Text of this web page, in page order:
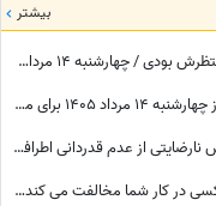
بیشتر
طالع‌بینی روز؛ شاید امروز همان روزی باشد که منتظرش بودی / چهارشنبه 14 مرداد 1405
کائنات پیام ویژه ای برات داره / پیام انگیزشی امروز چهارشنبه 14 مرداد 1405 برای متولدین فروردین تا اسفند: اگر می‌خواهیش رهاش نکن + ویدئو
فال روزانه امروز پنج‌شنبه 15 مرداد 1405 / احساس نارضایتی از عدم قدردانی اطرافیان، امری طبیعی است، اما ...
فال شمع روزانه امروز پنج‌شنبه 15 مرداد 1405 / کسی در کار شما مخالفت می کند، اما ...